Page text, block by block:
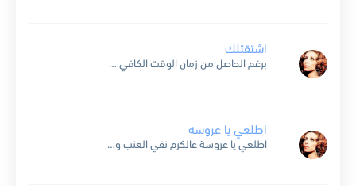
اشتقتلك
برغم الحاصل من زمان الوقت الكافي للنسيان عزة نفسي كإنسان إشتقتلك و رغم الغلطة و ما حلا و قصتنا يللي حلا إنو ننساها كلا إشتقتلك و واضح إنك ناسيني و...
اطلعي يا عروسه
اطلعي يا عروسة عالكرم نقي العنب وطلعت العروسة من الكرم طار العنب وطلعت العروسة تنقي تين ضحك لها الناطور وقلبو حزين ولوحت بعيونو لفته مليانه عتب وضاع بهالبراري وانبح صوت...